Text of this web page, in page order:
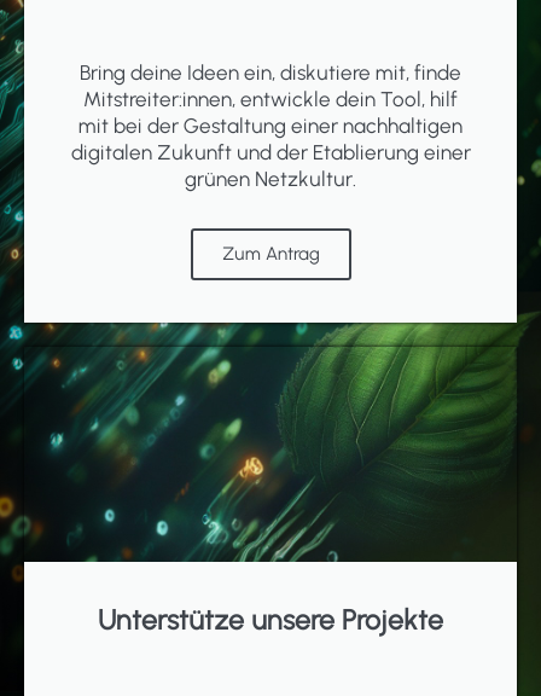
Bring deine Ideen ein, diskutiere mit, finde
Mitstreiter:innen, entwickle dein Tool, hilf
mit bei der Gestaltung einer nachhaltigen
digitalen Zukunft und der Etablierung einer
grünen Netzkultur.
Zum Antrag
Unterstütze unsere Projekte